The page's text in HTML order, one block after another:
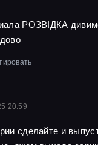
РОЗВІДКА
20:59
сделайте и